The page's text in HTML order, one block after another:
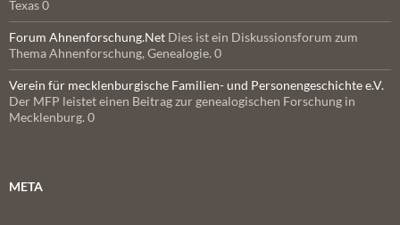
Texas 0
Forum Ahnenforschung.Net Dies ist ein Diskussionsforum zum
Thema Ahnenforschung, Genealogie. 0
Verein für mecklenburgische Familien- und Personengeschichte e.V.
Der MFP leistet einen Beitrag zur genealogischen Forschung in
Mecklenburg. 0
META